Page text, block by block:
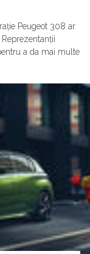
Peugeot 308 ar
a da mai multe